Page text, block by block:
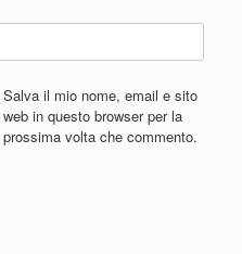
Salva il mio nome, email e sito
web in questo browser per la
prossima volta che commento.